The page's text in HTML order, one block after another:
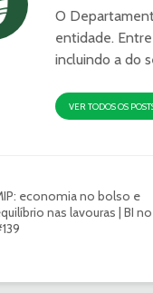
O
entidade.
incluindo a do
VER TODOS OS
economia no bolso e
nas lavouras | BI